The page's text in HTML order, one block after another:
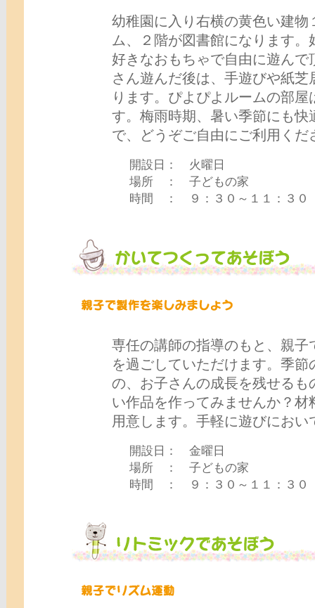
幼稚園に入り右横の黄色い建物
ム、２階が図書館になります
好きなおもちゃで自由に遊んで
さん遊んだ後は、手遊びや紙芝
ります。ぴよぴよルームの部屋
す。梅雨時期、暑い季節にも快
で、どうぞご自由にご利用くだ
開設日： 火曜日
場所 ： 子どもの家
時間 ： ９：３０～１１：３０
専任の講師の指導のもと、親子
を過ごしていただけます。季節
の、お子さんの成長を残せるも
い作品を作ってみませんか？材
用意します。手軽に遊びにおい
開設日： 金曜日
場所 ： 子どもの家
時間 ： ９：３０～１１：３０